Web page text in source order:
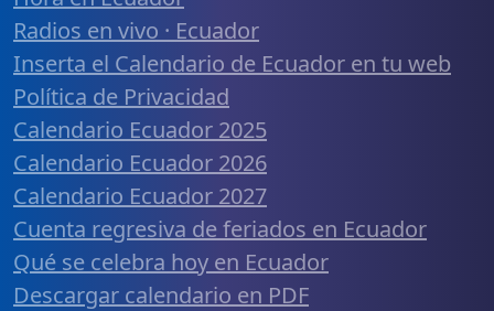
Radios en vivo · Ecuador
Inserta el Calendario de Ecuador en tu web
Política de Privacidad
Calendario Ecuador 2025
Calendario Ecuador 2026
Calendario Ecuador 2027
Cuenta regresiva de feriados en Ecuador
Qué se celebra hoy en Ecuador
Descargar calendario en PDF